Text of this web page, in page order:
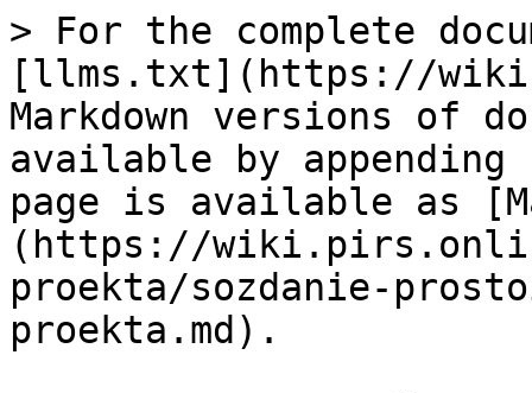
> For the complete
[llms.txt](https://
Markdown versions of
available by
page is available as
(https://
proekta/sozdanie-
proekta.md).